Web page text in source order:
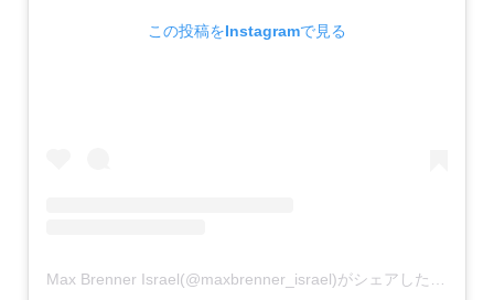
この投稿をInstagramで見る
Max Brenner Israel(@maxbrenner_israel)がシェアした投稿